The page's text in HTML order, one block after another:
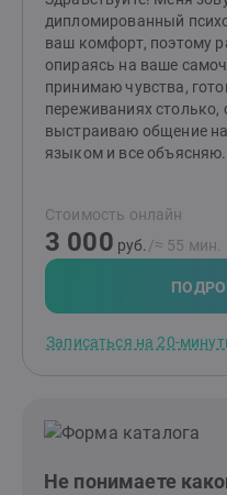
дипломированный
ваш комфорт, поэтому
опираясь на ваше
принимаю чувства,
переживаниях столько,
выстраиваю общение
языком и все объясняю.
работаю в подходе ACT
ответственности) и CFT
на сострадании). Эти
сделать свою жизнь
осознанности, поиска
CFT (ТФС) - это помочь
помощь себе. ACT (ТПО)
Принятие и
человеку действовать в
Стоимость онлайн
3 000 руб. /≈ 55 мин.
Записаться на 20-
Не понимаете